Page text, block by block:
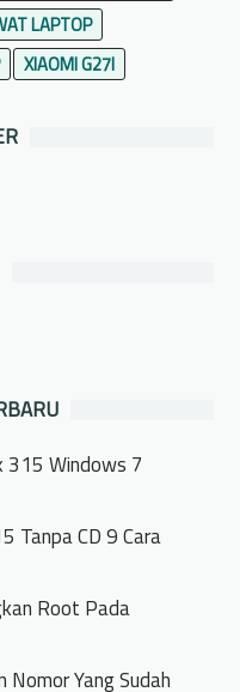
LAPTOP
XIAOMI G27I
315 Windows 7
Tanpa CD 9 Cara
Root Pada
Nomor Yang Sudah